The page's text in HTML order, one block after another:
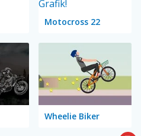
Motocross 22
Wheelie Biker